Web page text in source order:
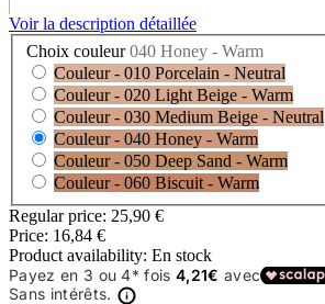
Voir la description détaillée
Choix couleur040 Honey - Warm
Couleur - 010 Porcelain - Neutral
Couleur - 020 Light Beige - Warm
Couleur - 030 Medium Beige - Neutral
Couleur - 040 Honey - Warm
Couleur - 050 Deep Sand - Warm
Couleur - 060 Biscuit - Warm
Regular price: 25,90 €
Price: 16,84 €
Product availability: En stock